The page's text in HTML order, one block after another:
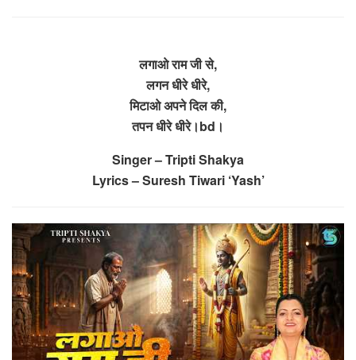
लगाओ राम जी से,
लगन धीरे धीरे,
मिटाओ अपने दिल की,
तपन धीरे धीरे।bd।
Singer – Tripti Shakya
Lyrics – Suresh Tiwari ‘Yash’